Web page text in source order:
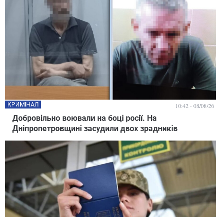
Добровільно воювали на боці росії. На
Дніпропетровщині засудили двох зрадників
КРИМІНАЛ 10:42 - 08/08/26